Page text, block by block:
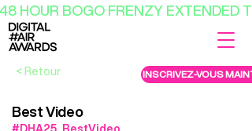
48 HOUR BOGO FRENZY EXTENDED
< Retour INSCRIVEZ-VOUS
Best Video